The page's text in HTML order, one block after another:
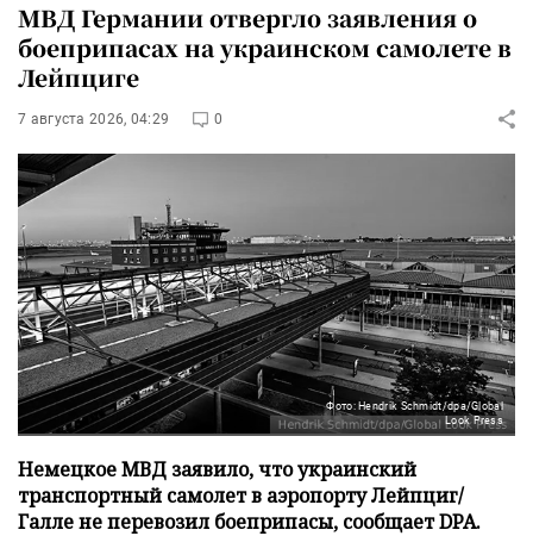
МВД Германии отвергло заявления о
боеприпасах на украинском самолете в
Лейпциге
7 августа 2026, 04:29 0
Фото: Hendrik Schmidt/dpa/Global
Look Press
Немецкое МВД заявило, что украинский
транспортный самолет в аэропорту Лейпциг/
Галле не перевозил боеприпасы, сообщает DPA.